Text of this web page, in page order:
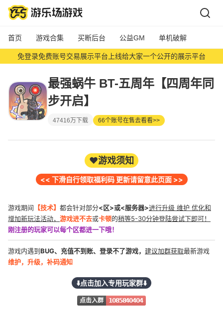
首页 游戏合集 买断后台 公益GM 单机破解
免登录免费账号交易展示平台上线给大家一个公开的展示平台
超能下单鸭链接已更新 内测中欢迎体验
新增限时礼包码 VIP777= 5阶宝石中级礼包*10 今晚12点更新
每日累充5阶宝石随机礼包
最强蜗牛 BT-五周年【四周年同
步开启】
47416万下载 66个账号在售去看看>>
❤️游戏须知
<< 下滑自行领取福利码 更新请留意此页面 >>
游戏期间 【技术】 都会针对部分<区>或<服务器>进行升级 维护 优化和
增加新玩法活动， 游戏进不去或卡顿的稍等5-30分钟登陆尝试下即可！
刚注册的玩家可以每个区都进一下哦！
游戏内遇到BUG、充值不到账、登录不了游戏， 建议加群获取最新游戏
维护，升级，补码通知
⬇️点击加入专用玩家群⬇️
点击入群 1085840404